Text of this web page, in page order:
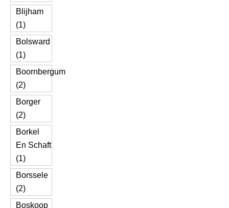
Blijham
(1)
Bolsward
(1)
Boornbergum
(2)
Borger
(2)
Borkel
En Schaft
(1)
Borssele
(2)
Boskoop